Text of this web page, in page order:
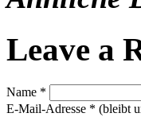
Leave a
Name *
E-Mail-Adresse * (bleibt